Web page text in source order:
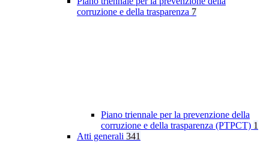
corruzione e della trasparenza 7
Piano triennale per la prevenzione della
corruzione e della trasparenza (PTPCT) 1
Atti generali 341